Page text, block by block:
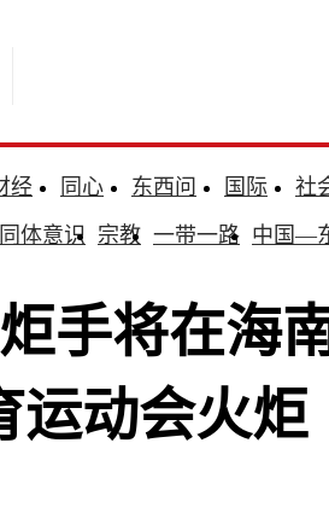
经 同心 东西问 国际
社
体意识 宗教 一带一路 中国—
手将在海
运动会火炬